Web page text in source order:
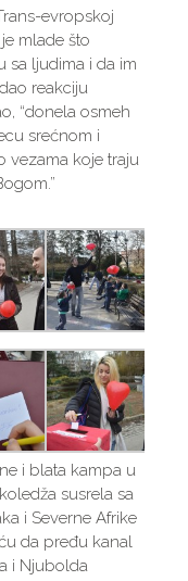
evropskoj
mlade što
sa ljudima i da im
reakciju
“donela osmeh
srećnom i
vezama koje traju
i blata kampa u
susrela sa
i Severne Afrike
da pređu kanal
i Njubolda